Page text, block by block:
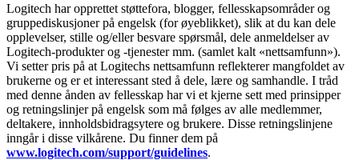
Logitech har opprettet støttefora, blogger, fellesskapsområder og
gruppediskusjoner på engelsk (for øyeblikket), slik at du kan dele
opplevelser, stille og/eller besvare spørsmål, dele anmeldelser av
Logitech-produkter og -tjenester mm. (samlet kalt «nettsamfunn»).
Vi setter pris på at Logitechs nettsamfunn reflekterer mangfoldet av
brukerne og er et interessant sted å dele, lære og samhandle. I tråd
med denne ånden av fellesskap har vi et kjerne sett med prinsipper
og retningslinjer på engelsk som må følges av alle medlemmer,
deltakere, innholdsbidragsytere og brukere. Disse retningslinjene
inngår i disse vilkårene. Du finner dem på
www.logitech.com/support/guidelines.